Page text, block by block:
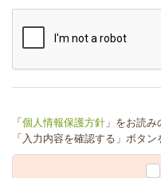
「 個人情報保護方針 」をお読
「入力内容を確認する」ボタン